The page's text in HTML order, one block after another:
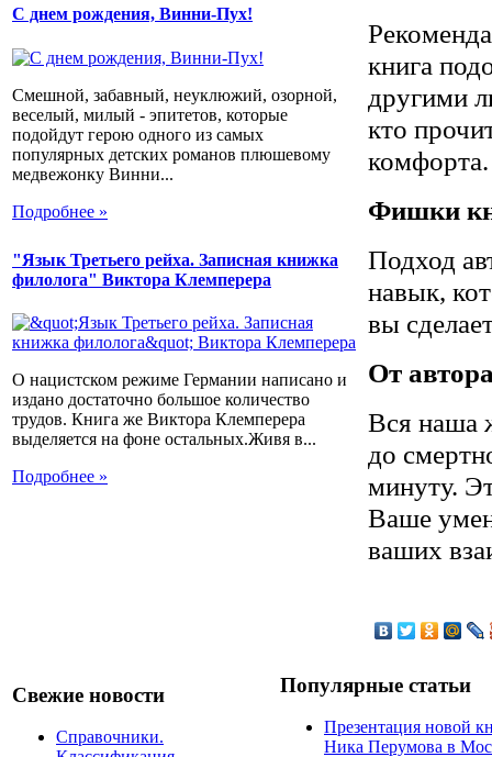
С днем рождения, Винни-Пух!
Смешной, забавный, неуклюжий, озорной,
веселый, милый - эпитетов, которые
подойдут герою одного из самых
популярных детских романов плюшевому
медвежонку Винни...
Подробнее »
"Язык Третьего рейха. Записная книжка
филолога" Виктора Клемперера
О нацистском режиме Германии написано и
издано достаточно большое количество
трудов. Книга же Виктора Клемперера
выделяется на фоне остальных.Живя в...
Подробнее »
книга
другими
кто
Фишки
Подход
навык,
вы
От
Вся наша
до
минуту.
Ваше
ваших
Свежие новости
Справочники.
Популярные статьи
Презентация новой
Ника Перумова в